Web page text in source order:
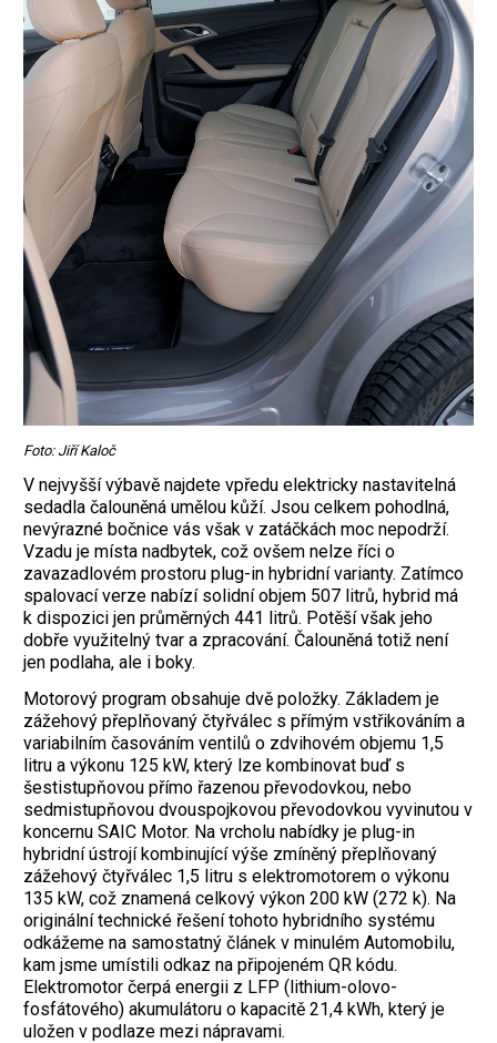
Foto: Jiří Kaloč
V nejvyšší výbavě najdete vpředu elektricky nastavitelná
sedadla čalouněná umělou kůží. Jsou celkem pohodlná,
nevýrazné bočnice vás však v zatáčkách moc nepodrží.
Vzadu je místa nadbytek, což ovšem nelze říci o
zavazadlovém prostoru plug-in hybridní varianty. Zatímco
spalovací verze nabízí solidní objem 507 litrů, hybrid má
k dispozici jen průměrných 441 litrů. Potěší však jeho
dobře využitelný tvar a zpracování. Čalouněná totiž není
jen podlaha, ale i boky.
Motorový program obsahuje dvě položky. Základem je
zážehový přeplňovaný čtyřválec s přímým vstřikováním a
variabilním časováním ventilů o zdvihovém objemu 1,5
litru a výkonu 125 kW, který lze kombinovat buď s
šestistupňovou přímo řazenou převodovkou, nebo
sedmistupňovou dvouspojkovou převodovkou vyvinutou v
koncernu SAIC Motor. Na vrcholu nabídky je plug-in
hybridní ústrojí kombinující výše zmíněný přeplňovaný
zážehový čtyřválec 1,5 litru s elektromotorem o výkonu
135 kW, což znamená celkový výkon 200 kW (272 k). Na
originální technické řešení tohoto hybridního systému
odkážeme na samostatný článek v minulém Automobilu,
kam jsme umístili odkaz na připojeném QR kódu.
Elektromotor čerpá energii z LFP (lithium-olovo-
fosfátového) akumulátoru o kapacitě 21,4 kWh, který je
uložen v podlaze mezi nápravami.